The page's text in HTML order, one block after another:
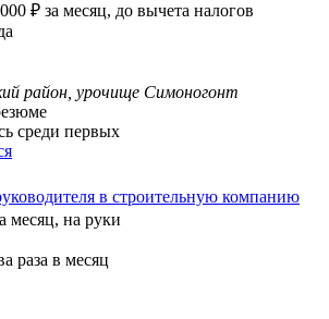
₽ за месяц, до вычета налогов
район, урочище Симоногонт
среди первых
в строительную компанию
месяц, на руки
раза в месяц